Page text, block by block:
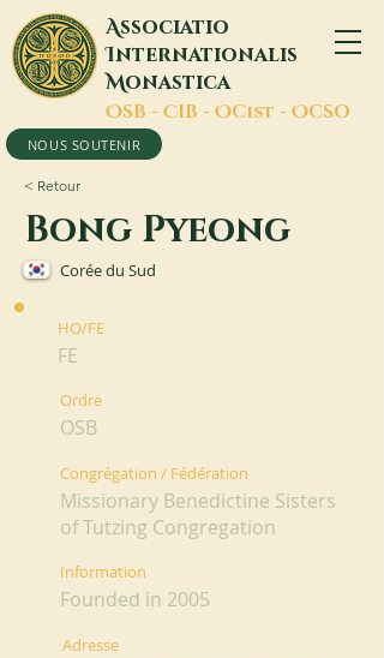
Associatio
Internationalis
Monastica
OSB - CIB - OCist - OCSO
NOUS SOUTENIR
< Retour
Bong Pyeong
Corée du Sud
HO/FE
FE
Ordre
OSB
Congrégation / Fédération
Missionary Benedictine Sisters
of Tutzing Congregation
Information
Founded in 2005
Adresse